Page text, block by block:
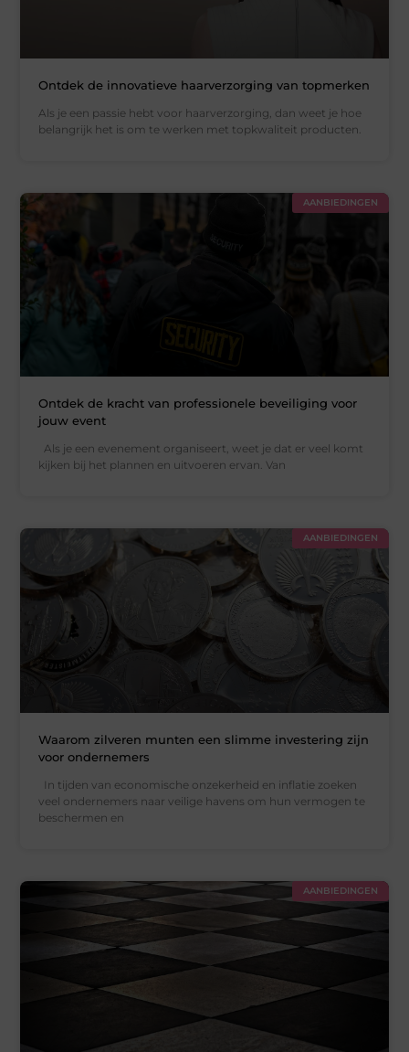
Ontdek de innovatieve haarverzorging van topmerken
Als je een passie hebt voor haarverzorging, dan weet je hoe
belangrijk het is om te werken met topkwaliteit producten.
AANBIEDINGEN
Ontdek de kracht van professionele beveiliging voor
jouw event
Als je een evenement organiseert, weet je dat er veel komt
kijken bij het plannen en uitvoeren ervan. Van
AANBIEDINGEN
Waarom zilveren munten een slimme investering zijn
voor ondernemers
In tijden van economische onzekerheid en inflatie zoeken
veel ondernemers naar veilige havens om hun vermogen te
beschermen en
AANBIEDINGEN